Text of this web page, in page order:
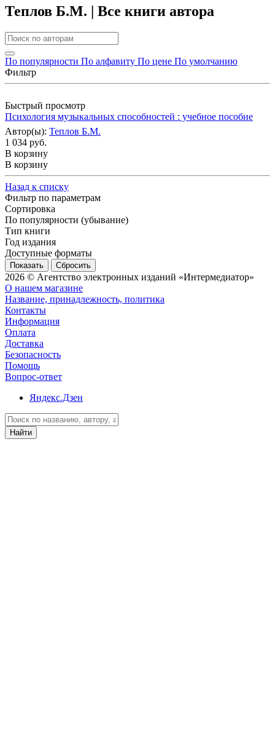
Теплов Б.М. | Все книги автора
По популярности По алфавиту По цене По умолчанию
Фильтр
Быстрый просмотр
Психология музыкальных способностей : учебное пособие
Автор(ы): Теплов Б.М.
1 034 руб.
В корзину
В корзину
Назад к списку
Фильтр по параметрам
Сортировка
По популярности (убывание)
Тип книги
Год издания
Доступные форматы
Сбросить
2026 © Агентство электронных изданий «Интермедиатор»
О нашем магазине
Название, принадлежность, политика
Контакты
Информация
Оплата
Доставка
Безопасность
Помощь
Вопрос-ответ
Яндекс.Дзен
Найти